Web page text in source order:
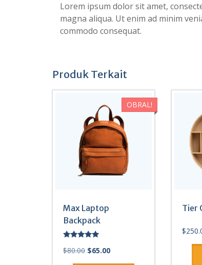
Lorem ipsum dolor sit amet,
magna aliqua. Ut enim ad minim
commodo consequat.
Produk Terkait
OBRAL!
Max Laptop
Backpack
5.00
$80.00 Harga
$65.00Harga
Tier
$